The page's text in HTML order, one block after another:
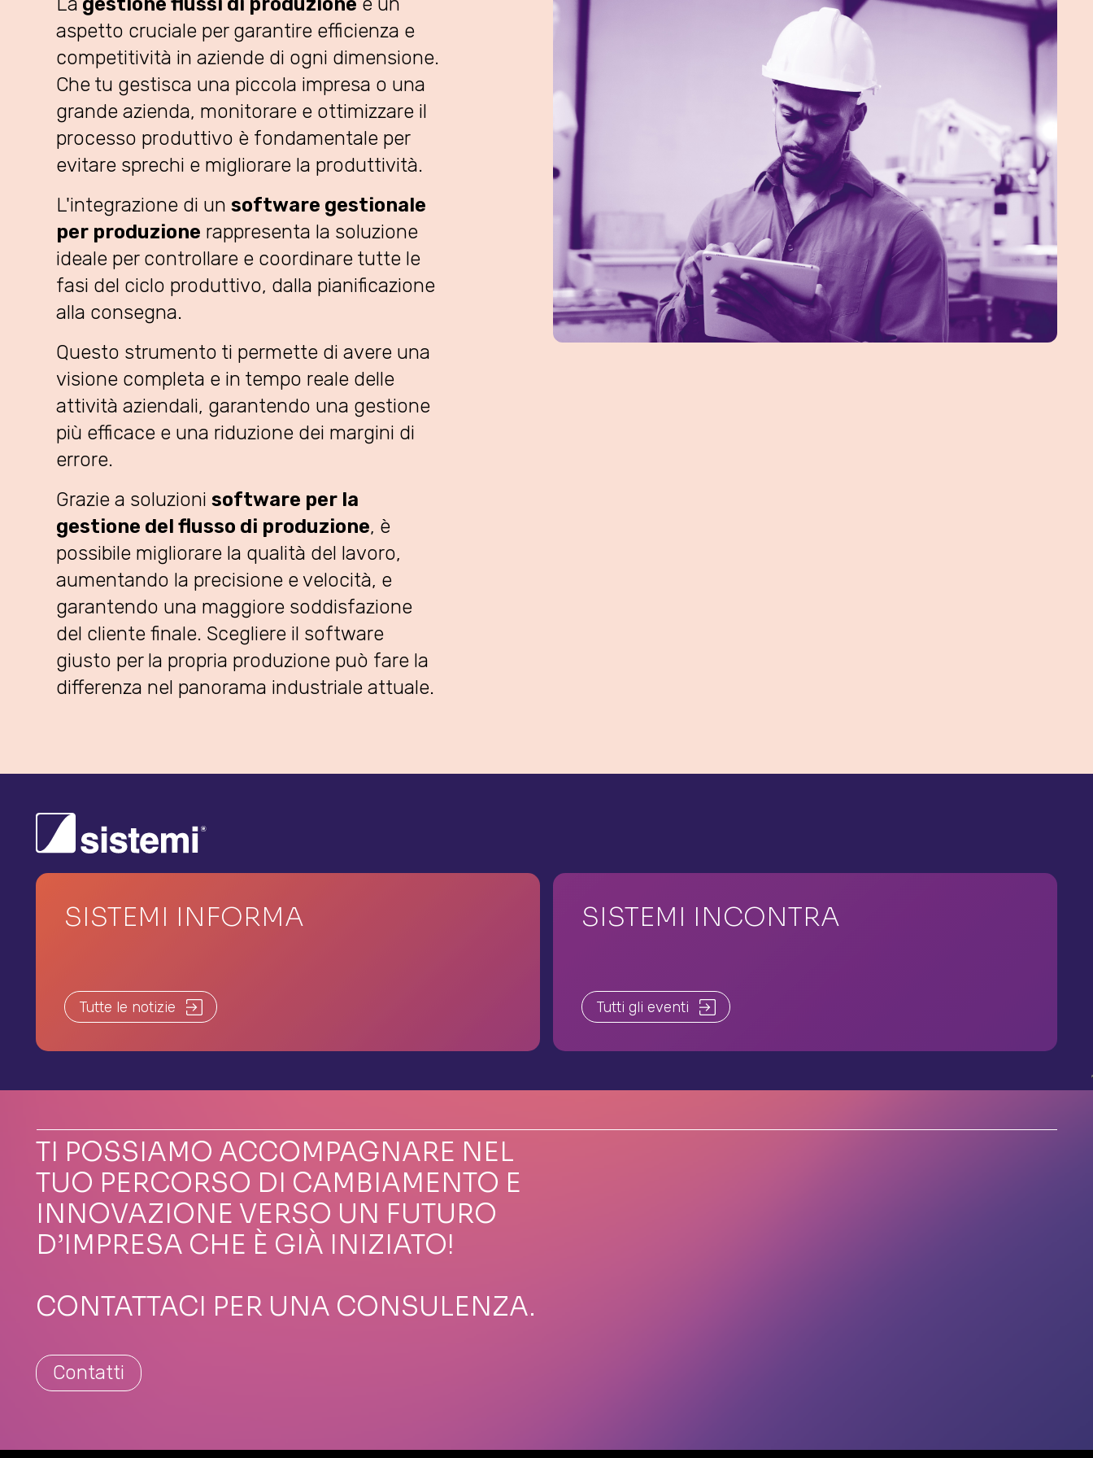
aspetto cruciale per garantire efficienza e
competitività in aziende di ogni dimensione.
Che tu gestisca una piccola impresa o una
grande azienda, monitorare e ottimizzare il
processo produttivo è fondamentale per
evitare sprechi e migliorare la produttività.
L'integrazione di un software gestionale
per produzione rappresenta la soluzione
ideale per controllare e coordinare tutte le
fasi del ciclo produttivo, dalla pianificazione
alla consegna.
Questo strumento ti permette di avere una
visione completa e in tempo reale delle
attività aziendali, garantendo una gestione
più efficace e una riduzione dei margini di
errore.
Grazie a soluzioni software per la
gestione del flusso di produzione, è
possibile migliorare la qualità del lavoro,
aumentando la precisione e velocità, e
garantendo una maggiore soddisfazione
del cliente finale. Scegliere il software
giusto per la propria produzione può fare la
differenza nel panorama industriale attuale.
SISTEMI INFORMA
Tutte le notizie
SISTEMI INCONTRA
Tutti gli eventi
TI POSSIAMO ACCOMPAGNARE NEL
TUO PERCORSO DI CAMBIAMENTO E
INNOVAZIONE VERSO UN FUTURO
D’IMPRESA CHE È GIÀ INIZIATO!
CONTATTACI PER UNA CONSULENZA.
Contatti